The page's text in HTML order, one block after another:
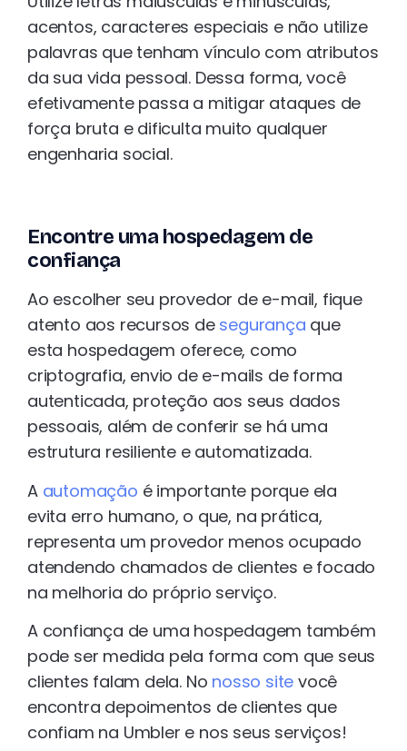
acentos, caracteres especiais e não utilize
palavras que tenham vínculo com atributos
da sua vida pessoal. Dessa forma, você
efetivamente passa a mitigar ataques de
força bruta e dificulta muito qualquer
engenharia social.
Encontre uma hospedagem de
confiança
Ao escolher seu provedor de e-mail, fique
atento aos recursos de segurança que
esta hospedagem oferece, como
criptografia, envio de e-mails de forma
autenticada, proteção aos seus dados
pessoais, além de conferir se há uma
estrutura resiliente e automatizada.
A automação é importante porque ela
evita erro humano, o que, na prática,
representa um provedor menos ocupado
atendendo chamados de clientes e focado
na melhoria do próprio serviço.
A confiança de uma hospedagem também
pode ser medida pela forma com que seus
clientes falam dela. No nosso site você
encontra depoimentos de clientes que
confiam na Umbler e nos seus serviços!